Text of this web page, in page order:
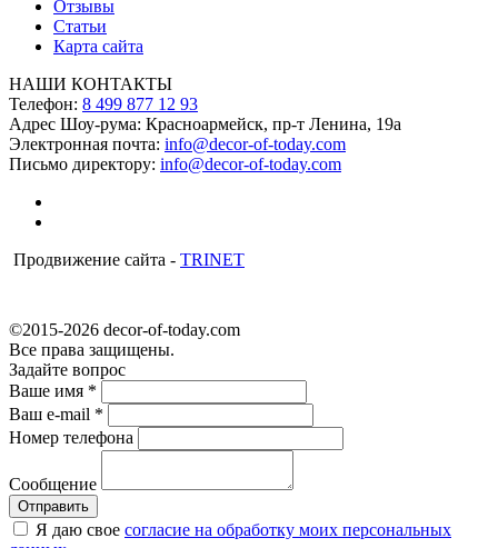
Отзывы
Статьи
Карта сайта
НАШИ КОНТАКТЫ
Телефон: 8 499 877 12 93
Адрес Шоу-рума: Красноармейск, пр-т Ленина, 19а
Электронная почта: info@decor-of-today.com
Письмо директору: info@decor-of-today.com
Продвижение сайта - TRINET
©2015-2026 decor-of-today.com
Все права защищены.
Задайте вопрос
Ваше имя *
Ваш e-mail *
Номер телефона
Сообщение
Я даю свое согласие на обработку моих персональных